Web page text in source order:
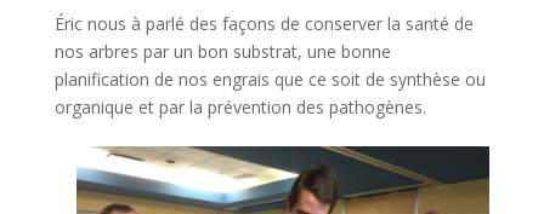
Éric nous à parlé des façons de conserver la santé de
nos arbres par un bon substrat, une bonne
planification de nos engrais que ce soit de synthèse ou
organique et par la prévention des pathogènes.